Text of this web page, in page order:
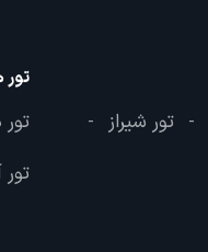
- تور شیراز -
تور